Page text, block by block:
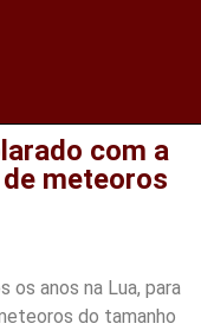
com a
meteoros
os anos na Lua, para
do tamanho